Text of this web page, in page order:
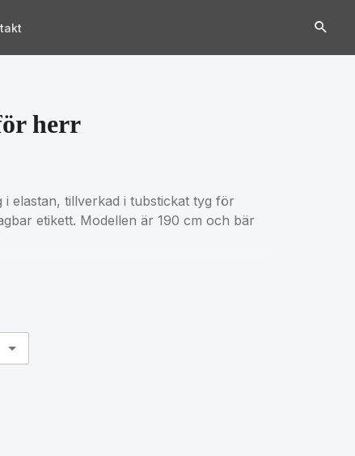
herr
elastan, tillverkad i tubstickat tyg för
etikett. Modellen är 190 cm och bär